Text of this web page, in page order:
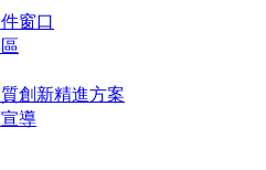
窗口
創新精進方案
導